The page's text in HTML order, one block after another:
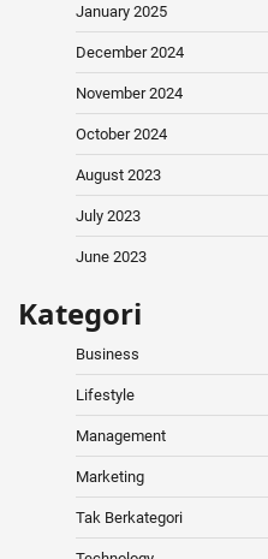
January 2025
December 2024
November 2024
October 2024
August 2023
July 2023
June 2023
Kategori
Business
Lifestyle
Management
Marketing
Tak Berkategori